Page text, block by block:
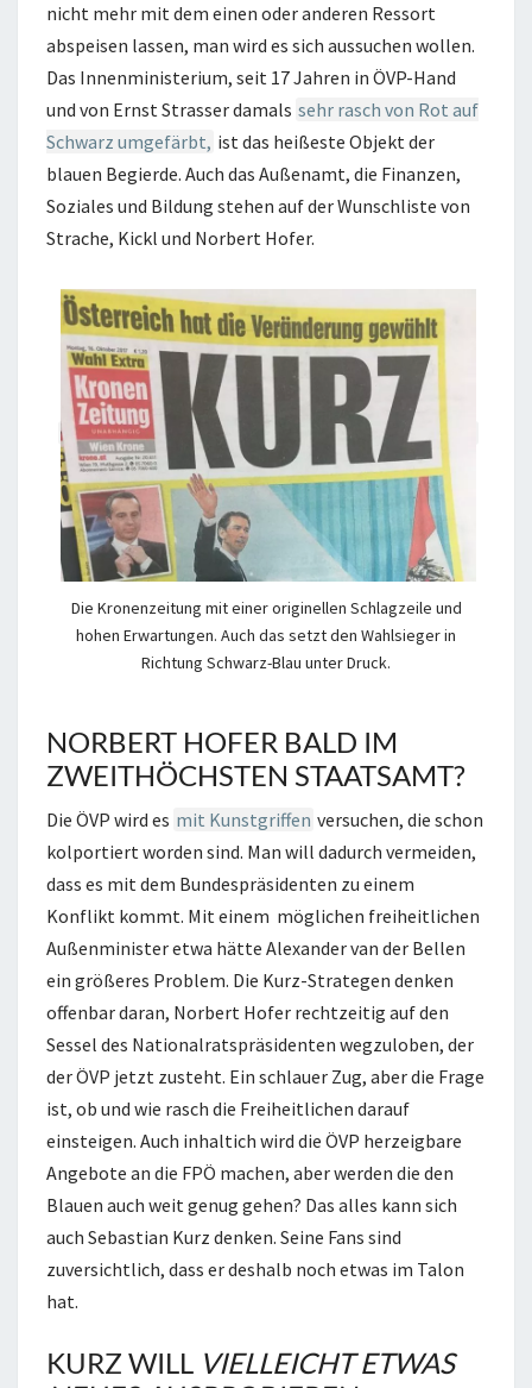
nicht mehr mit dem einen oder anderen Ressort
abspeisen lassen, man wird es sich aussuchen wollen.
Das Innenministerium, seit 17 Jahren in ÖVP-Hand
und von Ernst Strasser damals sehr rasch von Rot auf
Schwarz umgefärbt, ist das heißeste Objekt der
blauen Begierde. Auch das Außenamt, die Finanzen,
Soziales und Bildung stehen auf der Wunschliste von
Strache, Kickl und Norbert Hofer.
Die Kronenzeitung mit einer originellen Schlagzeile und
hohen Erwartungen. Auch das setzt den Wahlsieger in
Richtung Schwarz-Blau unter Druck.
NORBERT HOFER BALD IM
ZWEITHÖCHSTEN STAATSAMT?
Die ÖVP wird es mit Kunstgriffen versuchen, die schon
kolportiert worden sind. Man will dadurch vermeiden,
dass es mit dem Bundespräsidenten zu einem
Konflikt kommt. Mit einem möglichen freiheitlichen
Außenminister etwa hätte Alexander van der Bellen
ein größeres Problem. Die Kurz-Strategen denken
offenbar daran, Norbert Hofer rechtzeitig auf den
Sessel des Nationalratspräsidenten wegzuloben, der
der ÖVP jetzt zusteht. Ein schlauer Zug, aber die Frage
ist, ob und wie rasch die Freiheitlichen darauf
einsteigen. Auch inhaltich wird die ÖVP herzeigbare
Angebote an die FPÖ machen, aber werden die den
Blauen auch weit genug gehen? Das alles kann sich
auch Sebastian Kurz denken. Seine Fans sind
zuversichtlich, dass er deshalb noch etwas im Talon
hat.
KURZ WILL VIELLEICHT ETWAS